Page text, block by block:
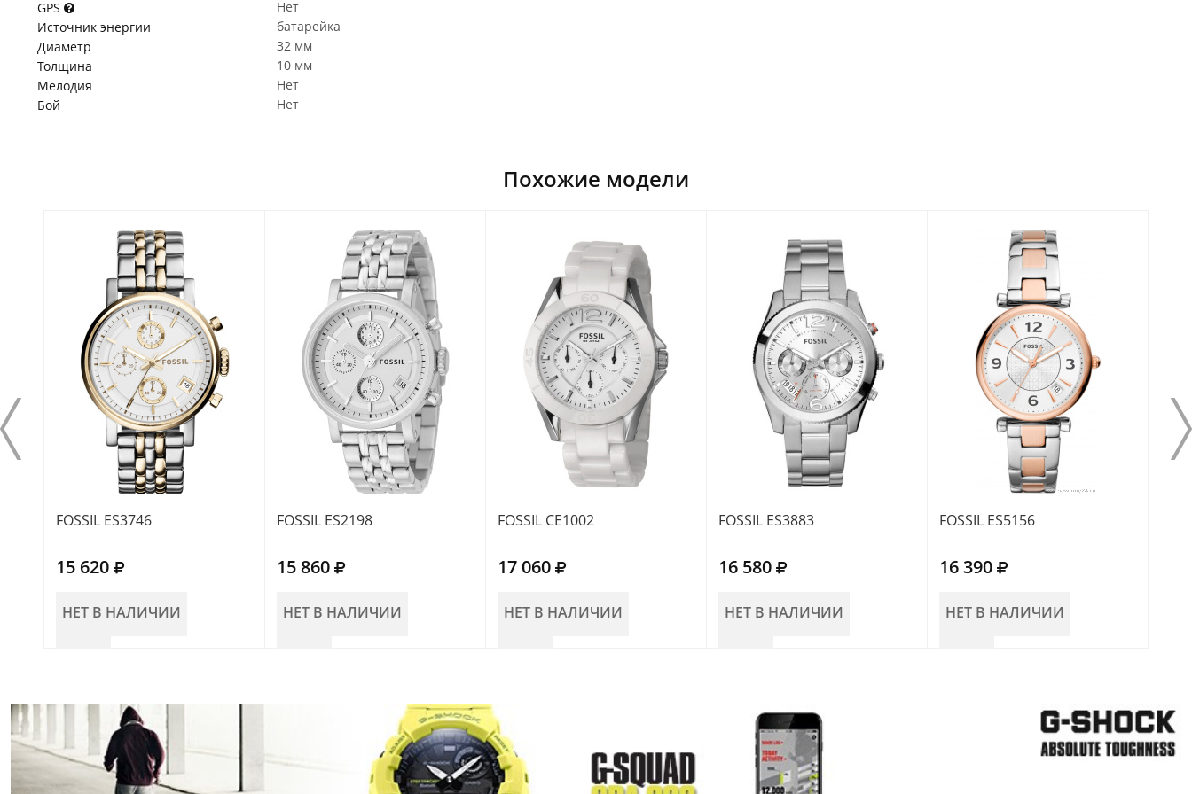
GPS
Нет
Источник энергии
батарейка
Диаметр
32 мм
Толщина
10 мм
Мелодия
Нет
Бой
Нет
Похожие модели
FOSSIL ES3746
15 620
НЕТ В НАЛИЧИИ
FOSSIL ES2198
15 860
НЕТ В НАЛИЧИИ
FOSSIL CE1002
17 060
НЕТ В НАЛИЧИИ
FOSSIL ES3883
16 580
НЕТ В НАЛИЧИИ
FOSSIL ES5156
16 390
НЕТ В НАЛИЧИИ